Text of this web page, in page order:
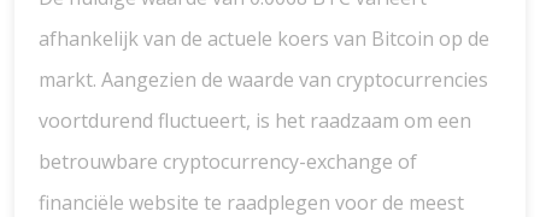
afhankelijk van de actuele koers van Bitcoin op de
markt. Aangezien de waarde van cryptocurrencies
voortdurend fluctueert, is het raadzaam om een
betrouwbare cryptocurrency-exchange of
financiële website te raadplegen voor de meest